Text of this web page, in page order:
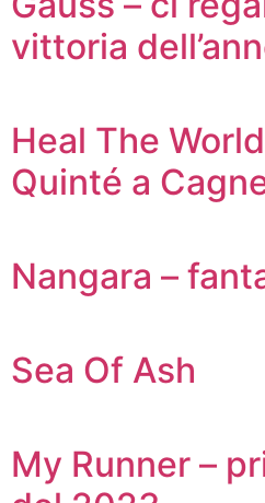
vittoria
Heal The
Quinté a
Nangara –
Sea Of Ash
My Runner –